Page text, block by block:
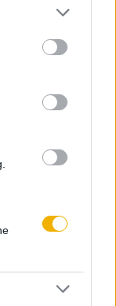
more Google
may click to
party tags to
below Google